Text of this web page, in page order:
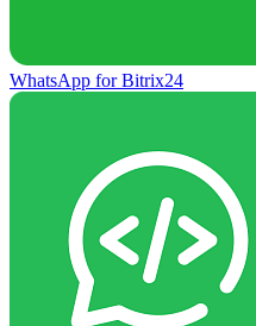
WhatsApp for Bitrix24